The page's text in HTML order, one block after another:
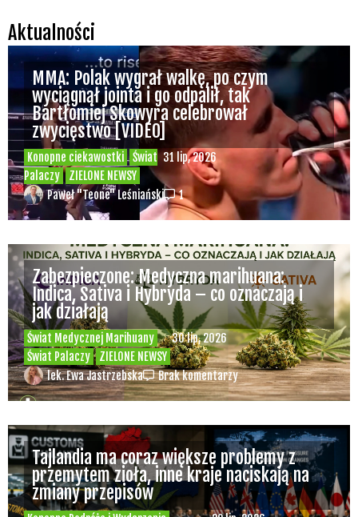
Aktualności
Konopne ciekawostki
Świat
Palaczy
ZIELONE NEWSY
31 lip, 2026
MMA: Polak wygrał walkę, po czym
wyciągnął jointa i go odpalił, tak
Bartłomiej Skowyra celebrował
zwycięstwo [VIDEO]
Paweł "Teone" Leśniański 1
Świat Medycznej Marihuany
Świat Palaczy
ZIELONE NEWSY
30 lip, 2026
Zabezpieczone: Medyczna marihuana:
Indica, Sativa i Hybryda – co oznaczają i
jak działają
lek. Ewa Jastrzebska Brak komentarzy
Tajlandia ma coraz większe problemy z
przemytem zioła, inne kraje naciskają na
zmiany przepisów